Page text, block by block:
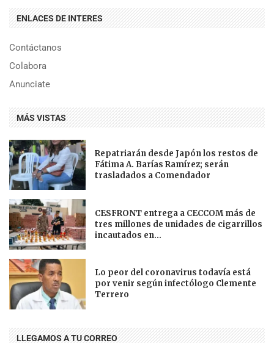
ENLACES DE INTERES
Contáctanos
Colabora
Anunciate
MÁS VISTAS
Repatriarán desde Japón los restos de
Fátima A. Barías Ramírez; serán
trasladados a Comendador
CESFRONT entrega a CECCOM más de
tres millones de unidades de cigarrillos
incautados en...
Lo peor del coronavirus todavía está
por venir según infectólogo Clemente
Terrero
LLEGAMOS A TU CORREO